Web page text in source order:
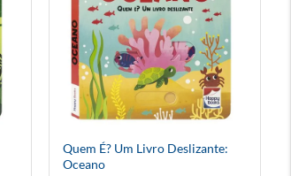
Quem É? Um Livro Deslizante:
Oceano